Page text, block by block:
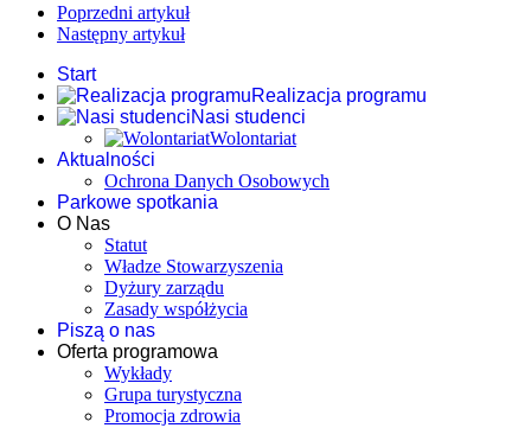
Poprzedni artykuł
Następny artykuł
Start
Realizacja programu
Nasi studenci
Wolontariat
Aktualności
Ochrona Danych Osobowych
Parkowe spotkania
O Nas
Statut
Władze Stowarzyszenia
Dyżury zarządu
Zasady współżycia
Piszą o nas
Oferta programowa
Wykłady
Grupa turystyczna
Promocja zdrowia